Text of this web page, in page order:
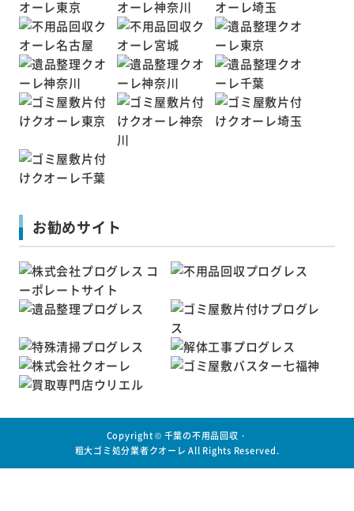
お勧めサイト
Copyright © 千葉の不用品回収・
粗大ゴミ処分業者クオーレ All Rights Reserved.